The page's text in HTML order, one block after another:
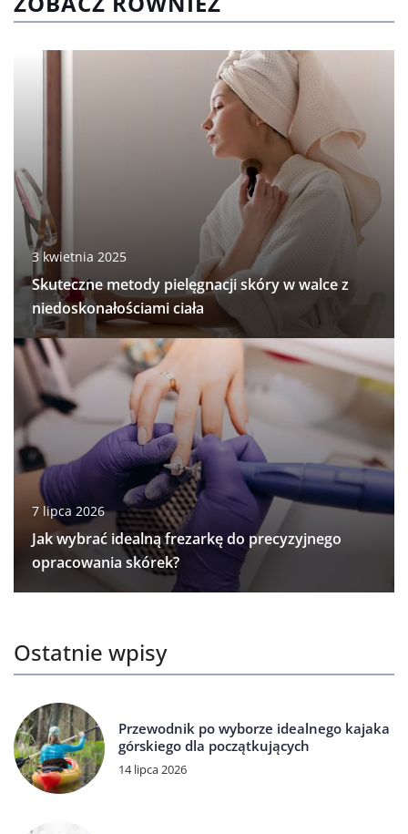
3 kwietnia 2025
Skuteczne metody pielęgnacji skóry w walce z
niedoskonałościami ciała
7 lipca 2026
Jak wybrać idealną frezarkę do precyzyjnego
opracowania skórek?
Ostatnie wpisy
Przewodnik po wyborze idealnego kajaka
górskiego dla początkujących
14 lipca 2026